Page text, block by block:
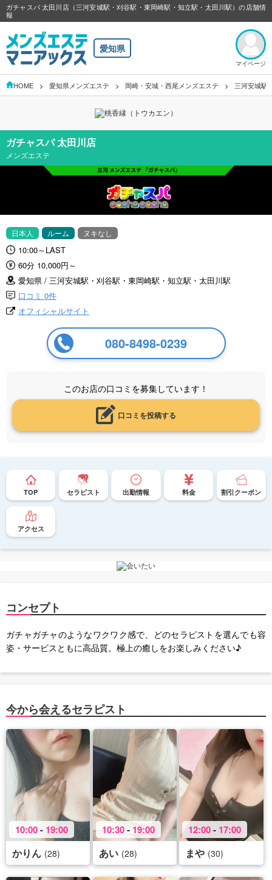
ガチャスパ 太田川店（三河安城駅・刈谷駅・東岡崎駅・知立駅・太田川駅）の店舗情
報
愛知県
マイページ
HOME 愛知県メンズエステ 岡崎・安城・西尾メンズエステ 三河安城駅
ガチャスパ 太田川店
メンズエステ
日本人 ルーム ヌキなし
10:00～LAST
60分 10,000円～
愛知県 / 三河安城駅・刈谷駅・東岡崎駅・知立駅・太田川駅
口コミ 0件
オフィシャルサイト
080-8498-0239
このお店の口コミを募集しています！
口コミを投稿する
TOP セラピスト 出勤情報 料金 割引クーポン
アクセス
コンセプト
ガチャガチャのようなワクワク感で、どのセラピストを選んでも容
姿・サービスともに高品質。極上の癒しをお楽しみください♪
今から会えるセラピスト
10:00- 19:00
かりん (28)
10:30- 19:00
あい (28)
12:00- 17:00
まや (30)